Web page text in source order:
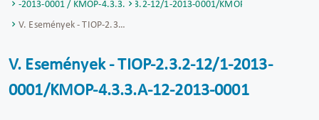
1-2013-0001 / KMOP-4.3.3.A-12-2013-0001
V. Események - TIOP-2.3.2-12/1-2013-0001/KMOP-4.3.3.A-12-
V. Események - TIOP-2.3.2-12/1-2013-0001/KMOP-4.3.3.A-12-2013-0001
V. Események - TIOP-2.3.2-12/1-2013-
0001/KMOP-4.3.3.A-12-2013-0001